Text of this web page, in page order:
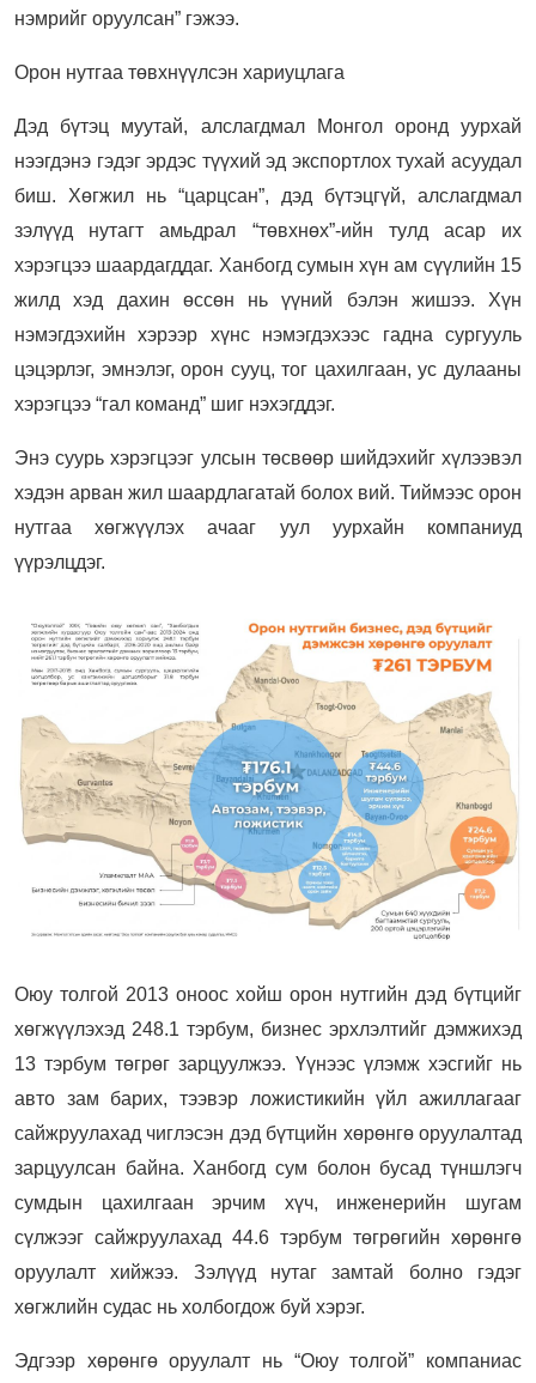
нэмрийг оруулсан” гэжээ.
Орон нутгаа төвхнүүлсэн хариуцлага
Дэд бүтэц муутай, алслагдмал Монгол оронд уурхай
нээгдэнэ гэдэг эрдэс түүхий эд экспортлох тухай асуудал
биш. Хөгжил нь “царцсан”, дэд бүтэцгүй, алслагдмал
зэлүүд нутагт амьдрал “төвхнөх”-ийн тулд асар их
хэрэгцээ шаардагддаг. Ханбогд сумын хүн ам сүүлийн 15
жилд хэд дахин өссөн нь үүний бэлэн жишээ. Хүн
нэмэгдэхийн хэрээр хүнс нэмэгдэхээс гадна сургууль
цэцэрлэг, эмнэлэг, орон сууц, тог цахилгаан, ус дулааны
хэрэгцээ “гал команд” шиг нэхэгддэг.
Энэ суурь хэрэгцээг улсын төсвөөр шийдэхийг хүлээвэл
хэдэн арван жил шаардлагатай болох вий. Тиймээс орон
нутгаа хөгжүүлэх ачааг уул уурхайн компаниуд
үүрэлцдэг.
Оюу толгой 2013 оноос хойш орон нутгийн дэд бүтцийг
хөгжүүлэхэд 248.1 тэрбум, бизнес эрхлэлтийг дэмжихэд
13 тэрбум төгрөг зарцуулжээ. Үүнээс үлэмж хэсгийг нь
авто зам барих, тээвэр ложистикийн үйл ажиллагааг
сайжруулахад чиглэсэн дэд бүтцийн хөрөнгө оруулалтад
зарцуулсан байна. Ханбогд сум болон бусад түншлэгч
сумдын цахилгаан эрчим хүч, инженерийн шугам
сүлжээг сайжруулахад 44.6 тэрбум төгрөгийн хөрөнгө
оруулалт хийжээ. Зэлүүд нутаг замтай болно гэдэг
хөгжлийн судас нь холбогдож буй хэрэг.
Эдгээр хөрөнгө оруулалт нь “Оюу толгой” компаниас